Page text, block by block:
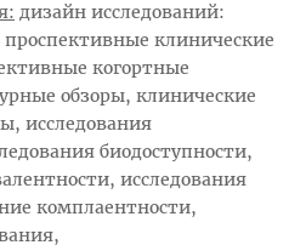
дизайн исследований:
клинические
когортные
обзоры, клинические
исследования
биодоступности,
исследования
комплаентности,